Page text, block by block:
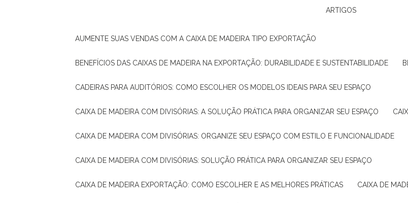
ARTIGOS
AUMENTE SUAS VENDAS COM A CAIXA DE MADEIRA TIPO EXPORTAÇÃO
BENEFÍCIOS DAS CAIXAS DE MADEIRA NA EXPORTAÇÃO: DURABILIDADE E SUSTENTABILIDADE
CADEIRAS PARA AUDITÓRIOS: COMO ESCOLHER OS MODELOS IDEAIS PARA SEU ESPAÇO
CAIXA DE MADEIRA COM DIVISÓRIAS: A SOLUÇÃO PRÁTICA PARA ORGANIZAR SEU ESPAÇO
CAIXA DE MADEIRA COM DIVISÓRIAS: ORGANIZE SEU ESPAÇO COM ESTILO E FUNCIONALIDADE
CAIXA DE MADEIRA COM DIVISÓRIAS: SOLUÇÃO PRÁTICA PARA ORGANIZAR SEU ESPAÇO
CAIXA DE MADEIRA EXPORTAÇÃO: COMO ESCOLHER E AS MELHORES PRÁTICAS CAIXA DE